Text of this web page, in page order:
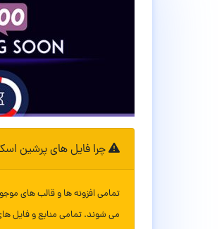
چرا فایل های پرشین
تمامی افزونه ها و قالب های
می شوند. تمامی منابع و فایل